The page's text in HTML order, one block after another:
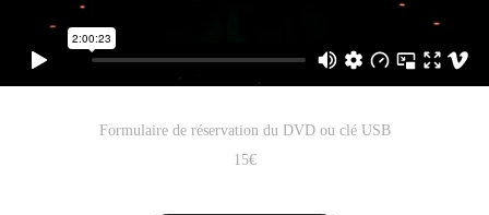
Formulaire de réservation du DVD ou clé USB
15€